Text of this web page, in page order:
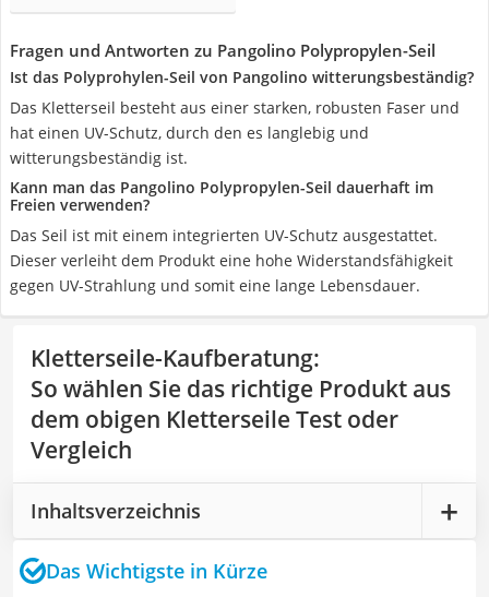
Fragen und Antworten zu Pangolino Polypropylen-Seil
Ist das Polyprohylen-Seil von Pangolino witterungsbeständig?
Das Kletterseil besteht aus einer starken, robusten Faser und
hat einen UV-Schutz, durch den es langlebig und
witterungsbeständig ist.
Kann man das Pangolino Polypropylen-Seil dauerhaft im
Freien verwenden?
Das Seil ist mit einem integrierten UV-Schutz ausgestattet.
Dieser verleiht dem Produkt eine hohe Widerstandsfähigkeit
gegen UV-Strahlung und somit eine lange Lebensdauer.
Kletterseile-Kaufberatung:
So wählen Sie das richtige Produkt aus
dem obigen Kletterseile Test oder
Vergleich
Inhaltsverzeichnis
Das Wichtigste in Kürze